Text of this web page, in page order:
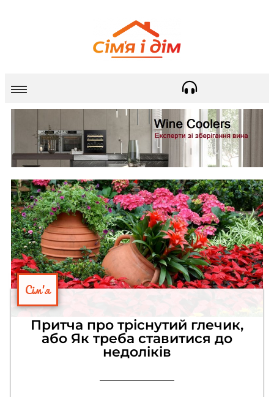
Сім'я
Притча про тріснутий глечик,
або Як треба ставитися до
недоліків